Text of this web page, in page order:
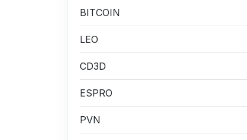
BITCOIN
LEO
CD3D
ESPRO
PVN